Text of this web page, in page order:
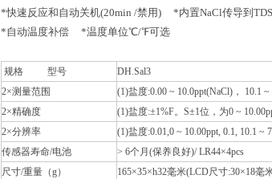
*快速反应和自动关机(20min /禁用) *内置NaCl传导到
*自动温度补偿 *温度单位℃/℉可选
规格 型号
DH.Sal3
2×测量范围
(1)盐度:0.00 ~ 10.0ppt(NaCl)， 10.1
2×精确度
(1)盐度:±1%F。S±1位，为0 ~
2×分辨率
(1)盐度:0.01,0 ~ 10.00ppt, 0.1, 10.1 ~
传感器寿命/电池
> 6个月(保养良好)/ LR44×4pcs
尺寸/重量（g）
165×35×h32毫米(LCD尺寸:30×18毫